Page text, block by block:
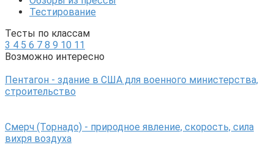
Тестирование
Тесты по классам
3 4 5 6 7 8 9 10 11
Возможно интересно
Пентагон - здание в США для военного министерства,
строительство
Смерч (Торнадо) - природное явление, скорость, сила
вихря воздуха